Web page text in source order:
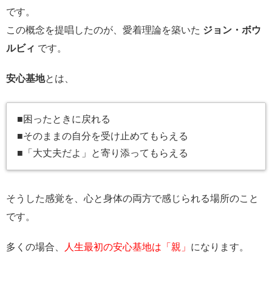
です。
この概念を提唱したのが、愛着理論を築いた ジョン・ボウ
ルビィ です。
安心基地とは、
■困ったときに戻れる
■そのままの自分を受け止めてもらえる
■「大丈夫だよ」と寄り添ってもらえる
そうした感覚を、心と身体の両方で感じられる場所のこと
です。
多くの場合、 人生最初の安心基地は「親」 になります。